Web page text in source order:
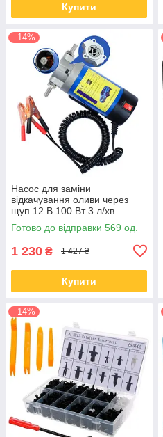
Купити
–14%
Насос для заміни
відкачування оливи через
щуп 12 В 100 Вт 3 л/хв
Готово до відправки 569 од.
1 230 ₴ 1 427 ₴
Купити
–14%